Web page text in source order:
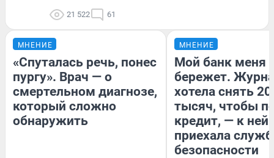
21 522 61
МНЕНИЕ
«Спуталась речь, понес
пургу». Врач — о
смертельном диагнозе,
который сложно
обнаружить
МНЕНИЕ
Мой банк меня
бережет.
хотела снять
тысяч, чтобы
кредит, — к
приехала
безопасности